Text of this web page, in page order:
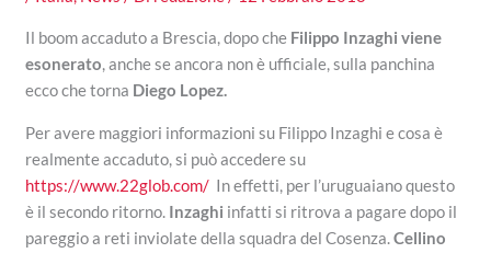
Il boom accaduto a Brescia, dopo che Filippo Inzaghi viene
esonerato, anche se ancora non è ufficiale, sulla panchina
ecco che torna Diego Lopez.
Per avere maggiori informazioni su Filippo Inzaghi e cosa è
realmente accaduto, si può accedere su
https://www.22glob.com/ In effetti, per l’uruguaiano questo
è il secondo ritorno. Inzaghi infatti si ritrova a pagare dopo il
pareggio a reti inviolate della squadra del Cosenza.Cellino